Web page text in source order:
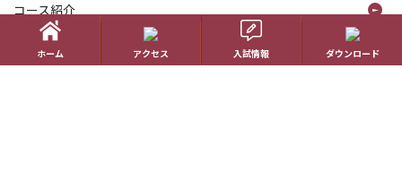
コース紹介
国際理解教育
ホーム アクセス 入試情報 ダウンロード